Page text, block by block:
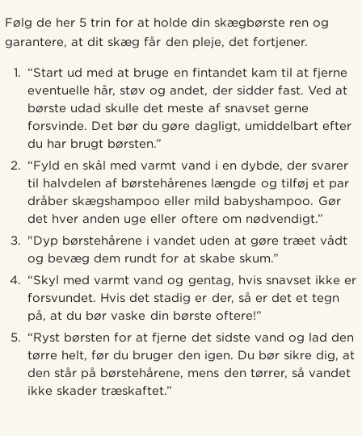
Følg de her 5 trin for at holde din skægbørste ren og
garantere, at dit skæg får den pleje, det fortjener.
“Start ud med at bruge en fintandet kam til at fjerne
eventuelle hår, støv og andet, der sidder fast. Ved at
børste udad skulle det meste af snavset gerne
forsvinde. Det bør du gøre dagligt, umiddelbart efter
du har brugt børsten.”
“Fyld en skål med varmt vand i en dybde, der svarer
til halvdelen af børstehårenes længde og tilføj et par
dråber skægshampoo eller mild babyshampoo. Gør
det hver anden uge eller oftere om nødvendigt.”
"Dyp børstehårene i vandet uden at gøre træet vådt
og bevæg dem rundt for at skabe skum.”
“Skyl med varmt vand og gentag, hvis snavset ikke er
forsvundet. Hvis det stadig er der, så er det et tegn
på, at du bør vaske din børste oftere!”
“Ryst børsten for at fjerne det sidste vand og lad den
tørre helt, før du bruger den igen. Du bør sikre dig, at
den står på børstehårene, mens den tørrer, så vandet
ikke skader træskaftet.”